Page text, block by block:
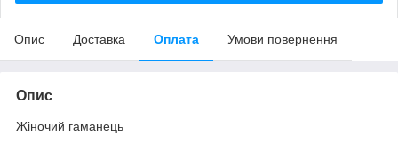
Опис Доставка Оплата Умови повернення
Опис
Жіночий гаманець